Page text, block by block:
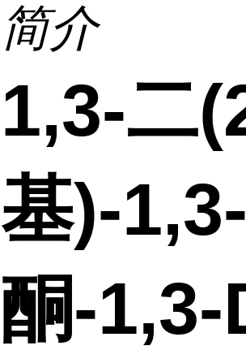
简介
1,3-二
基)-
酮-1,3-